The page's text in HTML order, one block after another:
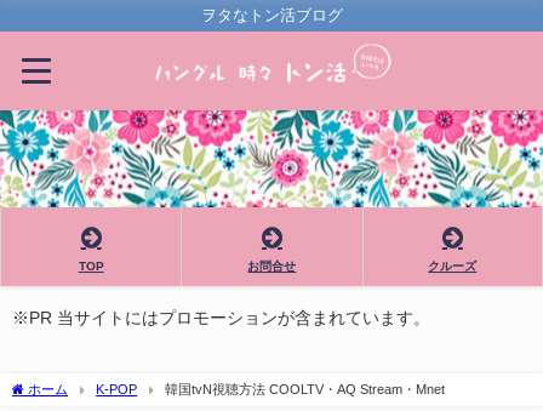
ヲタなトン活ブログ
TOP お問合せ クルーズ
※PR 当サイトにはプロモーションが含まれています。
ホーム K-POP 韓国tvN視聴方法 COOLTV・AQ Stream・Mnet